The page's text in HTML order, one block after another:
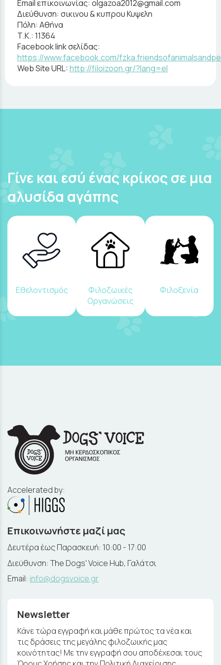
Email επικοινωνίας: olgazoa2012@gmail.com
Διεύθυνση: σικινου & κυπρου Κυψελη
Πόλη: Αθήνα
Τ.Κ.: 11364
Facebook link σελίδας:
https://www.facebook.com/
Web Site URL:http://filoizoon.gr/?lang=el
Γίνε και εσύ ένας κρίκος σε μια
αλυσίδα αγάπης
Εθελοντισμός
Φιλοζωικές
Οργανώσεις
Φιλοξενία
Accelerated by:
Επικοινωνήστε μαζί μας
Δευτέρα έως Παρασκευή: 10:00 - 17:00
Διεύθυνση: The Dogs' Voice Hub, Γαλάτσι
Email: info@dogsvoice.gr
Newsletter
Κάνε τώρα εγγραφή και μάθε πρώτος τα νέα και
τις δράσεις της μεγάλης φιλοζωικής μας
κοινότητας! Με την εγγραφή σου αποδέχεσαι τους